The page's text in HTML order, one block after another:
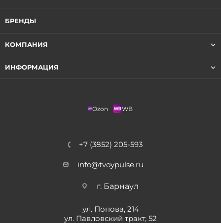
БРЕНДЫ
КОМПАНИЯ
ИНФОРМАЦИЯ
Ozon WB
+7 (3852) 205-593
info@tvoypulse.ru
г. Барнаул
ул. Попова, 214
ул. Павловский тракт, 52